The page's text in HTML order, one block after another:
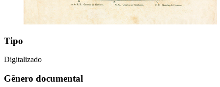
Tipo
Digitalizado
Gênero documental